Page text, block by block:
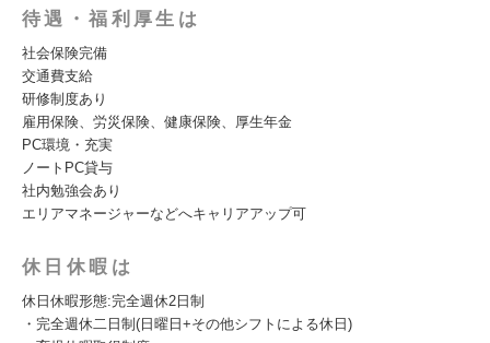
待遇・福利厚生は
社会保険完備
交通費支給
研修制度あり
雇用保険、労災保険、健康保険、厚生年金
PC環境・充実
ノートPC貸与
社内勉強会あり
エリアマネージャーなどへキャリアアップ可
休日休暇は
休⽇休暇形態:完全週休2⽇制
・完全週休⼆⽇制(⽇曜⽇+その他シフトによる休⽇)